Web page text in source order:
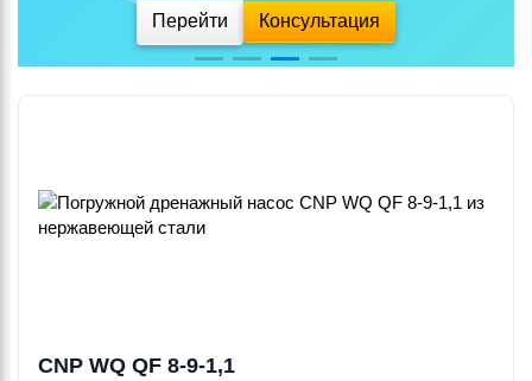
Перейти Консультация
CNP WQ QF 8-9-1,1